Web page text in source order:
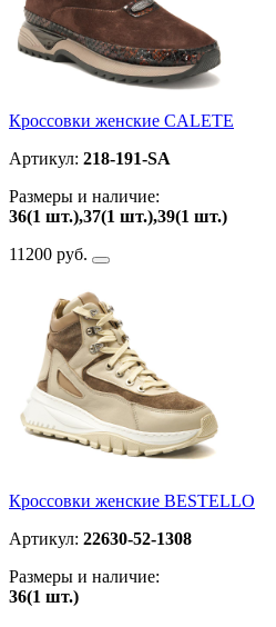
Кроссовки женские CALETE
Артикул: 218-191-SA
Размеры и наличие:
36(1 шт.),37(1 шт.),39(1 шт.)
11200 руб.
Кроссовки женские BESTELLO
Артикул: 22630-52-1308
Размеры и наличие:
36(1 шт.)